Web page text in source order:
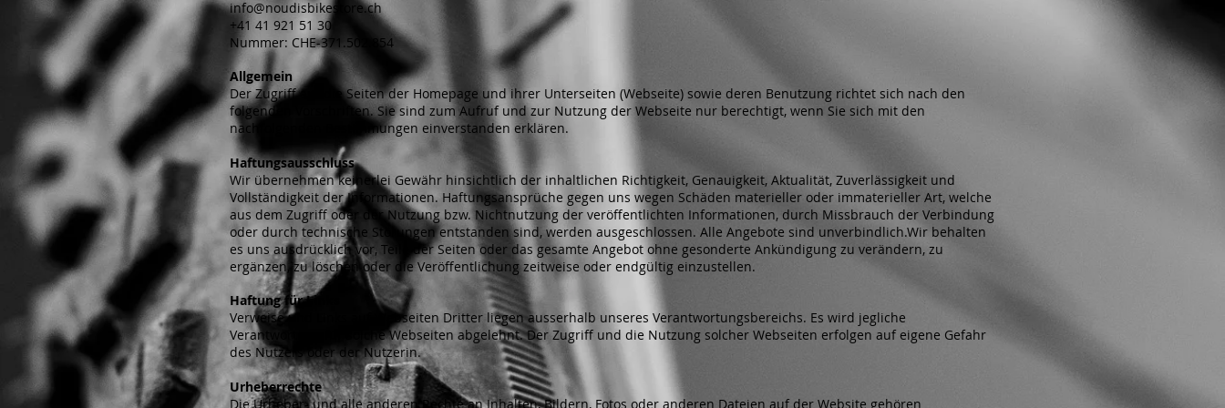
info@noudisbikestore.ch
+41 41 921 51 30
Nummer: CHE-371.502.854
Allgemein
Der Zugriff auf die Seiten der Homepage und ihrer Unterseiten (Webseite) sowie deren Benutzung richtet sich nach den
folgenden Vorschriften. Sie sind zum Aufruf und zur Nutzung der Webseite nur berechtigt, wenn Sie sich mit den
nachfolgenden Bestimmungen einverstanden erklären.
Haftungsausschluss
Wir übernehmen keinerlei Gewähr hinsichtlich der inhaltlichen Richtigkeit, Genauigkeit, Aktualität, Zuverlässigkeit und
Vollständigkeit der Informationen. Haftungsansprüche gegen uns wegen Schäden materieller oder immaterieller Art, welche
aus dem Zugriff oder der Nutzung bzw. Nichtnutzung der veröffentlichten Informationen, durch Missbrauch der Verbindung
oder durch technische Störungen entstanden sind, werden ausgeschlossen. Alle Angebote sind unverbindlich.Wir behalten
es uns ausdrücklich vor, Teile der Seiten oder das gesamte Angebot ohne gesonderte Ankündigung zu verändern, zu
ergänzen, zu löschen oder die Veröffentlichung zeitweise oder endgültig einzustellen.
Haftung für Links
Verweise und Links auf Webseiten Dritter liegen ausserhalb unseres Verantwortungsbereichs. Es wird jegliche
Verantwortung für solche Webseiten abgelehnt. Der Zugriff und die Nutzung solcher Webseiten erfolgen auf eigene Gefahr
des Nutzers oder der Nutzerin.
Urheberrechte
Die Urheber- und alle anderen Rechte an Inhalten, Bildern, Fotos oder anderen Dateien auf der Website gehören